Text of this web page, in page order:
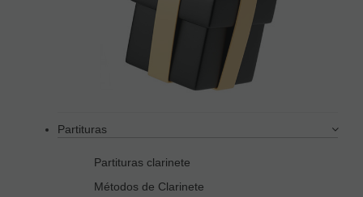
Partituras
Partituras clarinete
Métodos de Clarinete